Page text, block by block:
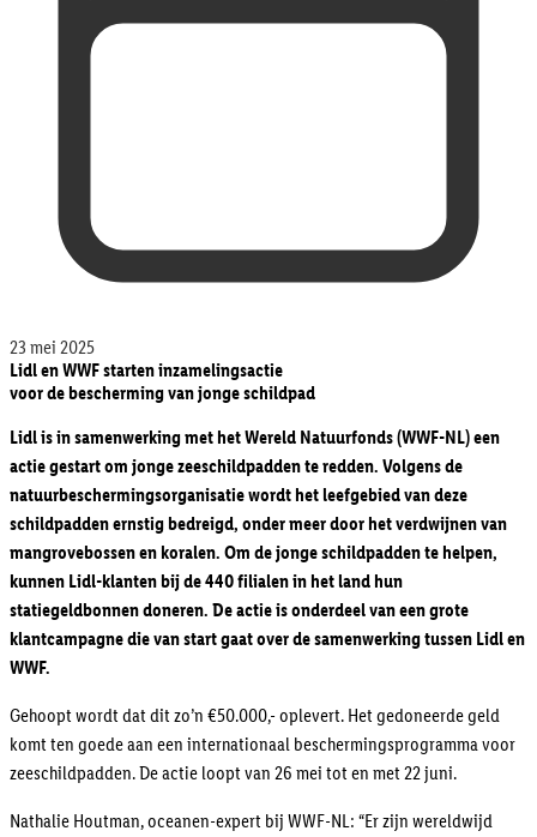
23 mei 2025
Lidl en WWF starten inzamelingsactie
voor de bescherming van jonge schildpad
Lidl is in samenwerking met het Wereld Natuurfonds (WWF-NL) een
actie gestart om jonge zeeschildpadden te redden. Volgens de
natuurbeschermingsorganisatie wordt het leefgebied van deze
schildpadden ernstig bedreigd, onder meer door het verdwijnen van
mangrovebossen en koralen. Om de jonge schildpadden te helpen,
kunnen Lidl-klanten bij de 440 filialen in het land hun
statiegeldbonnen doneren. De actie is onderdeel van een grote
klantcampagne die van start gaat over de samenwerking tussen Lidl en
WWF.
Gehoopt wordt dat dit zo’n €50.000,- oplevert. Het gedoneerde geld
komt ten goede aan een internationaal beschermingsprogramma voor
zeeschildpadden. De actie loopt van 26 mei tot en met 22 juni.
Nathalie Houtman, oceanen-expert bij WWF-NL: “Er zijn wereldwijd